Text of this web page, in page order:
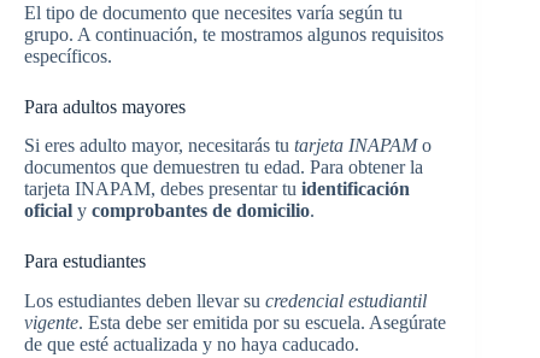
El tipo de documento que necesites varía según tu
grupo. A continuación, te mostramos algunos requisitos
específicos.
Para adultos mayores
Si eres adulto mayor, necesitarás tu tarjeta INAPAMo
documentos que demuestren tu edad. Para obtener la
tarjeta INAPAM, debes presentar tu identificación
oficial y comprobantes de domicilio.
Para estudiantes
Los estudiantes deben llevar su credencial estudiantil
vigente. Esta debe ser emitida por su escuela. Asegúrate
de que esté actualizada y no haya caducado.